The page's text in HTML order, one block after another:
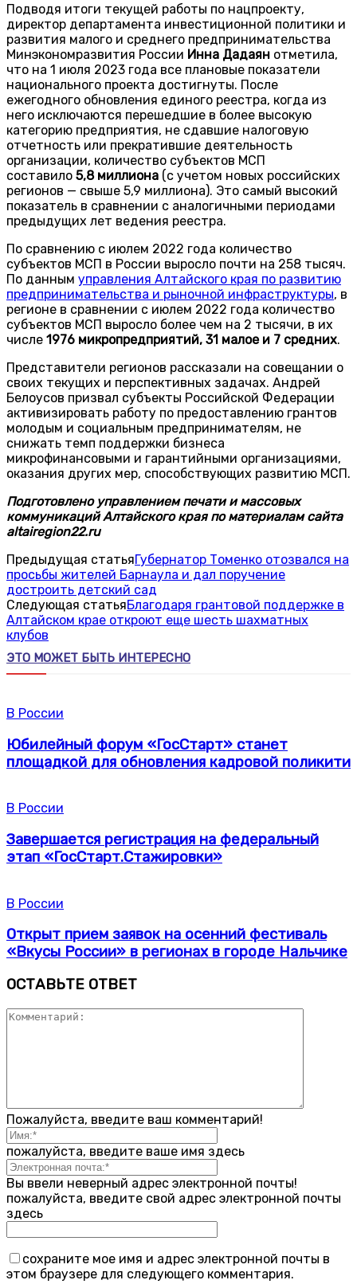
Подводя итоги текущей работы по нацпроекту,
директор департамента инвестиционной политики и
развития малого и среднего предпринимательства
Минэкономразвития России Инна Дадаян отметила,
что на 1 июля 2023 года все плановые показатели
национального проекта достигнуты. После
ежегодного обновления единого реестра, когда из
него исключаются перешедшие в более высокую
категорию предприятия, не сдавшие налоговую
отчетность или прекратившие деятельность
организации, количество субъектов МСП
составило 5,8 миллиона (с учетом новых российских
регионов — свыше 5,9 миллиона). Это самый высокий
показатель в сравнении с аналогичными периодами
предыдущих лет ведения реестра.
По сравнению с июлем 2022 года количество
субъектов МСП в России выросло почти на 258 тысяч.
По данным управления Алтайского края по развитию
предпринимательства и рыночной инфраструктуры, в
регионе в сравнении с июлем 2022 года количество
субъектов МСП выросло более чем на 2 тысячи, в их
числе 1976 микропредприятий, 31 малое и 7 средних.
Представители регионов рассказали на совещании о
своих текущих и перспективных задачах. Андрей
Белоусов призвал субъекты Российской Федерации
активизировать работу по предоставлению грантов
молодым и социальным предпринимателям, не
снижать темп поддержки бизнеса
микрофинансовыми и гарантийными организациями,
оказания других мер, способствующих развитию МСП.
Подготовлено управлением печати и массовых
коммуникаций Алтайского края по материалам сайта
altairegion22.ru
Предыдущая статьяГубернатор Томенко отозвался на
просьбы жителей Барнаула и дал поручение
достроить детский сад
Следующая статьяБлагодаря грантовой поддержке в
Алтайском крае откроют еще шесть шахматных
клубов
ЭТО МОЖЕТ БЫТЬ ИНТЕРЕСНО
В России
Юбилейный форум «ГосСтарт» станет
площадкой для обновления кадровой поликити
В России
Завершается регистрация на федеральный
этап «ГосСтарт.Стажировки»
В России
Открыт прием заявок на осенний фестиваль
«Вкусы России» в регионах в городе Нальчике
ОСТАВЬТЕ ОТВЕТ
Пожалуйста, введите ваш комментарий!
пожалуйста, введите ваше имя здесь
Вы ввели неверный адрес электронной почты!
пожалуйста, введите свой адрес электронной почты
здесь
сохраните мое имя и адрес электронной почты в
этом браузере для следующего комментария.